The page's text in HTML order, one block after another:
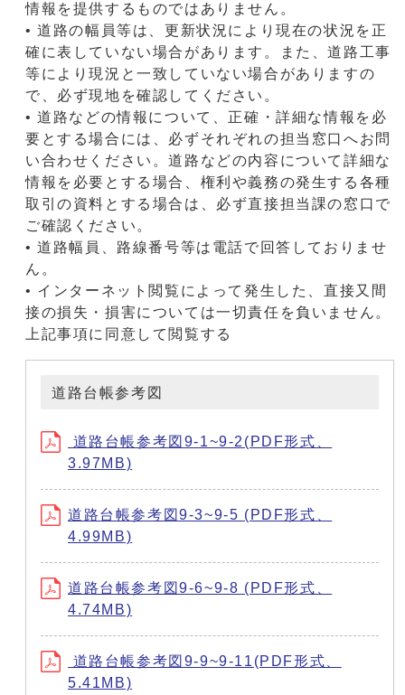
情報を提供するものではありません。
• 道路の幅員等は、更新状況により現在の状況を正
確に表していない場合があります。また、道路工事
等により現況と一致していない場合がありますの
で、必ず現地を確認してください。
• 道路などの情報について、正確・詳細な情報を必
要とする場合には、必ずそれぞれの担当窓口へお問
い合わせください。道路などの内容について詳細な
情報を必要とする場合、権利や義務の発生する各種
取引の資料とする場合は、必ず直接担当課の窓口で
ご確認ください。
• 道路幅員、路線番号等は電話で回答しておりませ
ん。
• インターネット閲覧によって発生した、直接又間
接の損失・損害については一切責任を負いません。
上記事項に同意して閲覧する
道路台帳参考図
道路台帳参考図9-1~9-2(PDF形式、
3.97MB)
道路台帳参考図9-3~9-5 (PDF形式、
4.99MB)
道路台帳参考図9-6~9-8 (PDF形式、
4.74MB)
道路台帳参考図9-9~9-11(PDF形式、
5.41MB)